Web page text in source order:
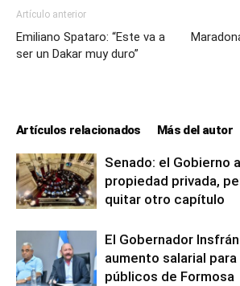
Artículo anterior
Emiliano Spataro: “Este va a
ser un Dakar muy duro”
Artículos relacionados Más del autor
Senado: el Gobierno
propiedad privada,
quitar otro capítulo
El Gobernador
aumento salarial
públicos de Formosa